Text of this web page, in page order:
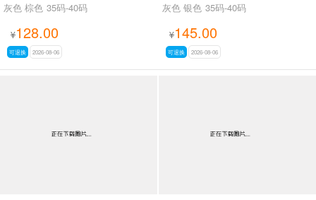
灰色 棕色 35码-40码
¥128.00
可退换 2026-08-06
灰色 银色 35码-40码
¥145.00
可退换 2026-08-06